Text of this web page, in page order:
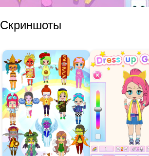
Скриншоты